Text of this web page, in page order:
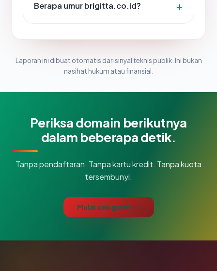
Berapa umur brigitta.co.id?
Laporan ini dibuat otomatis dari sinyal teknis publik. Ini bukan
nasihat hukum atau finansial.
Periksa domain berikutnya
dalam beberapa detik.
Tanpa pendaftaran. Tanpa kartu kredit. Tanpa kuota
tersembunyi.
Mulai cek gratis →